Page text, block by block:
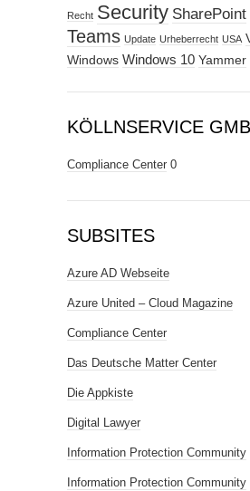
Recht Security SharePoint
Teams Update Urheberrecht USA
Windows Windows 10 Yammer
KÖLLNSERVICE
Compliance Center 0
SUBSITES
Azure AD Webseite
Azure United – Cloud Magazine
Compliance Center
Das Deutsche Matter Center
Die Appkiste
Digital Lawyer
Information Protection Community
Information Protection Community